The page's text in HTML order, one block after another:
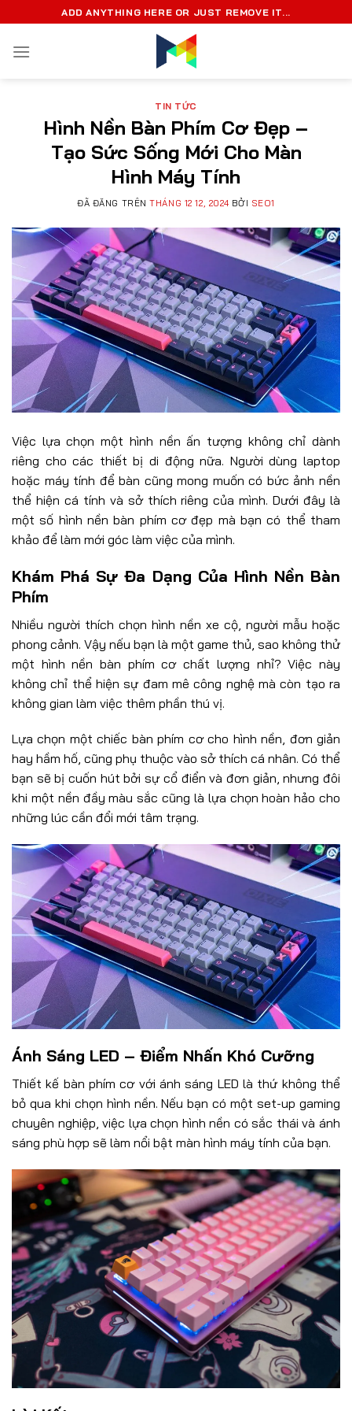
nội
ADD ANYTHING HERE OR JUST REMOVE IT...
TIN TỨC
Hình Nền Bàn Phím Cơ Đẹp –
Tạo Sức Sống Mới Cho Màn
Hình Máy Tính
ĐÃ ĐĂNG TRÊNTHÁNG 12 12, 2024 BỞI SEO1
Việc lựa chọn một hình nền ấn tượng không chỉ dành
riêng cho các thiết bị di động nữa. Người dùng laptop
hoặc máy tính để bàn cũng mong muốn có bức ảnh nền
thể hiện cá tính và sở thích riêng của mình. Dưới đây là
một số hình nền bàn phím cơ đẹp mà bạn có thể tham
khảo để làm mới góc làm việc của mình.
Khám Phá Sự Đa Dạng Của Hình Nền Bàn
Phím
Nhiều người thích chọn hình nền xe cộ, người mẫu hoặc
phong cảnh. Vậy nếu bạn là một game thủ, sao không thử
một hình nền bàn phím cơ chất lượng nhỉ? Việc này
không chỉ thể hiện sự đam mê công nghệ mà còn tạo ra
không gian làm việc thêm phần thú vị.
Lựa chọn một chiếc bàn phím cơ cho hình nền, đơn giản
hay hầm hố, cũng phụ thuộc vào sở thích cá nhân. Có thể
bạn sẽ bị cuốn hút bởi sự cổ điển và đơn giản, nhưng đôi
khi một nền đầy màu sắc cũng là lựa chọn hoàn hảo cho
những lúc cần đổi mới tâm trạng.
Ánh Sáng LED – Điểm Nhấn Khó Cưỡng
Thiết kế bàn phím cơ với ánh sáng LED là thứ không thể
bỏ qua khi chọn hình nền. Nếu bạn có một set-up gaming
chuyên nghiệp, việc lựa chọn hình nền có sắc thái và ánh
sáng phù hợp sẽ làm nổi bật màn hình máy tính của bạn.